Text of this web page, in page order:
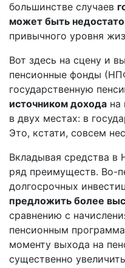
большинстве случаев
может быть
привычного уровня
Вот здесь на сцену и
пенсионные фонды
государственную
источником дохода на
в двух местах: в
Это, кстати, совсем
Вкладывая средства
ряд преимуществ. Во-
долгосрочных
предложить более
сравнению с
пенсионным
моменту выхода на
существенно